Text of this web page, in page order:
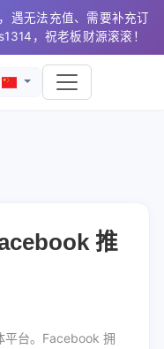
遇无法充值、需要补充订
，祝老板财源滚滚！
推
平台。Facebook 拥